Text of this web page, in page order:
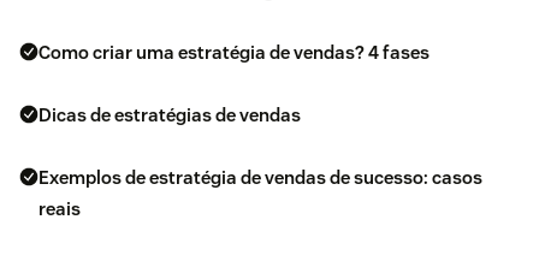
Como criar uma estratégia de vendas? 4 fases
Dicas de estratégias de vendas
Exemplos de estratégia de vendas de sucesso: casos
reais